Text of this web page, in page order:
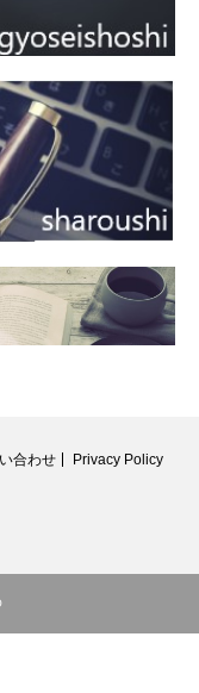
合わせ Privacy Policy